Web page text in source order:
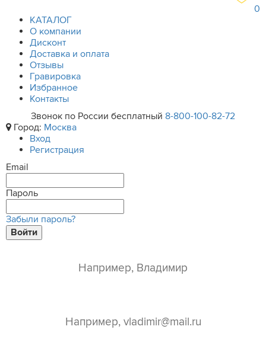
0
КАТАЛОГ
О компании
Дисконт
Доставка и оплата
Отзывы
Гравировка
Избранное
Контакты
Звонок по России бесплатный 8-800-100-82-72
Город: Москва
Вход
Регистрация
Email
Пароль
Забыли пароль?
Войти